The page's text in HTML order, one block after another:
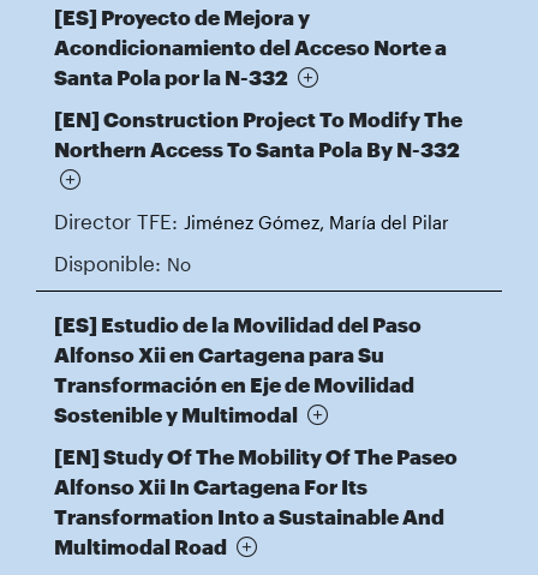
[ES] Proyecto de Mejora y
Acondicionamiento del Acceso Norte a
Santa Pola por la N-332
[EN] Construction Project To Modify The
Northern Access To Santa Pola By N-332
Director TFE: Jiménez Gómez, María del Pilar
Disponible: No
[ES] Estudio de la Movilidad del Paso
Alfonso Xii en Cartagena para Su
Transformación en Eje de Movilidad
Sostenible y Multimodal
[EN] Study Of The Mobility Of The Paseo
Alfonso Xii In Cartagena For Its
Transformation Into a Sustainable And
Multimodal Road